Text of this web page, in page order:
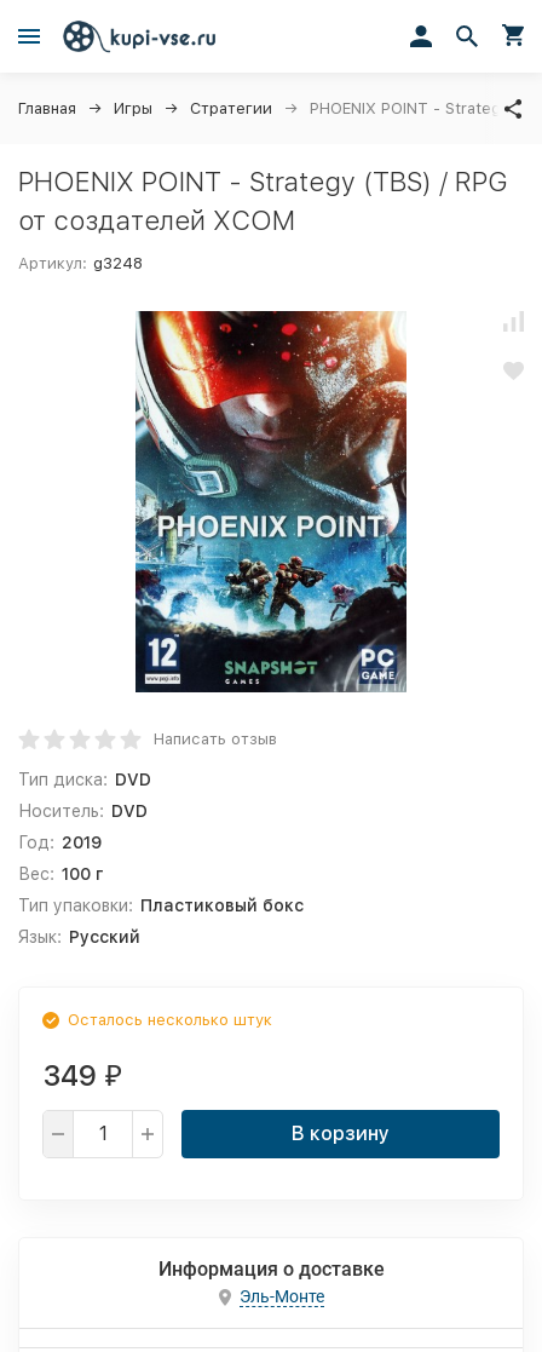
Главная Игры Стратегии PHOENIX POINT - Strategy
PHOENIX POINT - Strategy (TBS) / RPG
от создателей XCOM
Артикул: g3248
Написать отзыв
Тип диска: DVD
Носитель: DVD
Год: 2019
Вес: 100 г
Тип упаковки: Пластиковый бокс
Язык: Русский
Осталось несколько штук
349 ₽
В корзину
Информация о доставке
Эль-Монте